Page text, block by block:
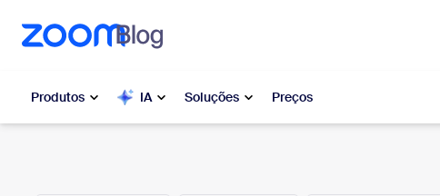
conteúdo principal
o chat de ajuda
Produtos IA Soluções Preços
Categorias